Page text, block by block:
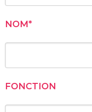
NOM*
FONCTION